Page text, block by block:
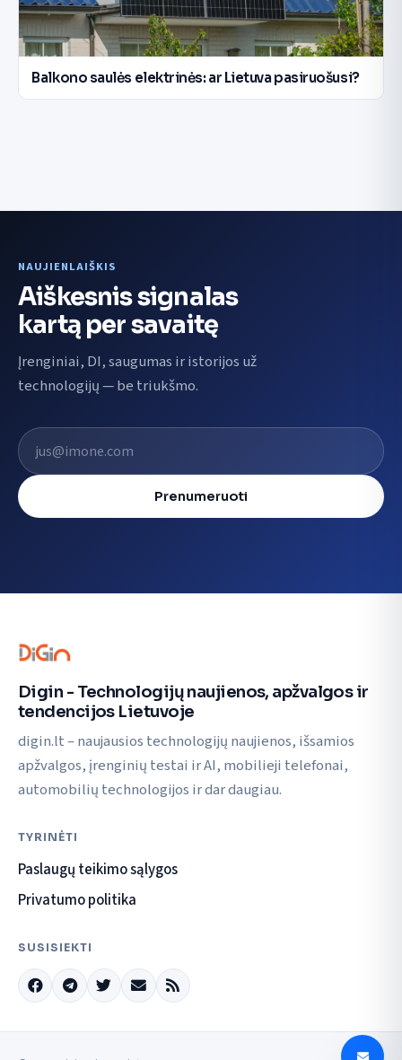
Balkono saulės elektrinės: ar Lietuva pasiruošusi?
NAUJIENLAIŠKIS
Aiškesnis signalas
kartą per savaitę
Įrenginiai, DI, saugumas ir istorijos už
technologijų — be triukšmo.
El. pašto adresas
Prenumeruoti
Digin - Technologijų naujienos, apžvalgos ir
tendencijos Lietuvoje
digin.lt – naujausios technologijų naujienos, išsamios
apžvalgos, įrenginių testai ir AI, mobilieji telefonai,
automobilių technologijos ir dar daugiau.
TYRINĖTI
Paslaugų teikimo sąlygos
Privatumo politika
SUSISIEKTI